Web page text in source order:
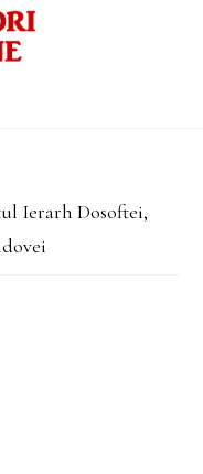
Ierarh Dosoftei,